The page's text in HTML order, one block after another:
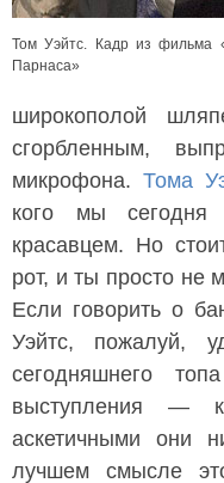
Том Уэйтс. Кадр из фильма
Парнаса»
широкополой
сгорбленным,
микрофона. Тома
кого мы сегодня
красавцем. Но
рот, и ты просто не
Если говорить о
Уэйтс, пожалуй,
сегодняшнего
выступления —
аскетичными
лучшем смысле